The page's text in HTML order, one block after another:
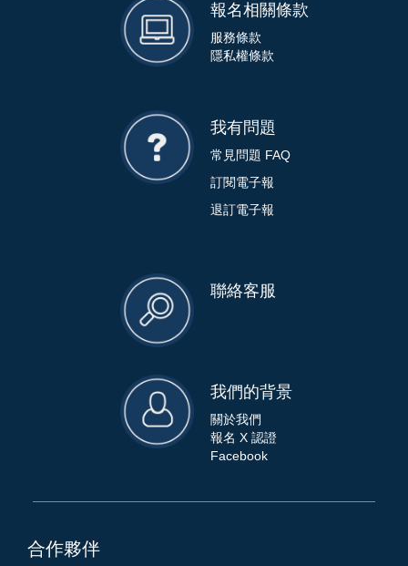
報名相關條款
服務條款
隱私權條款
我有問題
常見問題 FAQ
訂閱電子報
退訂電子報
聯絡客服
我們的背景
關於我們
報名 X 認證
Facebook
合作夥伴